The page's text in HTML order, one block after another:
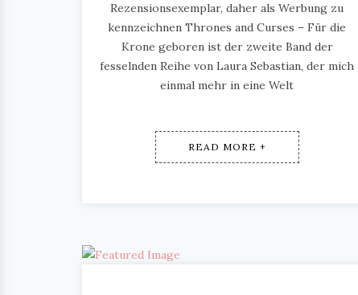
Rezensionsexemplar, daher als Werbung zu
kennzeichnen Thrones and Curses – Für die
Krone geboren ist der zweite Band der
fesselnden Reihe von Laura Sebastian, der mich
einmal mehr in eine Welt
READ MORE +